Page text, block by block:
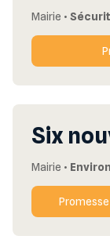
Mairie •
Six
Mairie •